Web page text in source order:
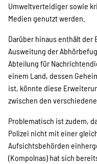
Umweltverteidiger sowie
Medien genutzt werden.
Darüber hinaus enthält
Ausweitung der
Abteilung für
einem Land, dessen
ist, könnte diese
zwischen den
Problematisch ist zudem,
Polizei nicht mit einer
Aufsichtsbehörden
(Kompolnas) hat sich